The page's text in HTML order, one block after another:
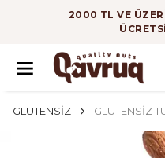
2000 TL VE
GLUTENSİZ GLUTENSİZ